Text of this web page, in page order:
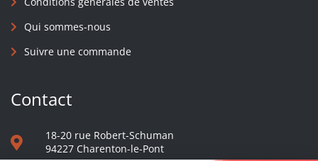
Qui sommes-nous
Suivre une commande
Contact
18-20 rue Robert-Schuman
94227 Charenton-le-Pont